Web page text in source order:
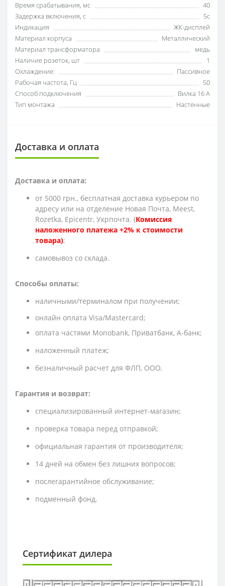
Время срабатывания, мс
40
Задержка включения, с
5с
Индикация
ЖК-дисплей
Материал корпуса
Металлический
Материал трансформатора
медь
Наличие розеток, шт
1
Охлаждение:
Пассивное
Рабочая частота, Гц
50
Способ подключения
Вилка 16 А
Тип монтажа
Настенные
Доставка и оплата
Доставка и оплата:
от 5000 грн., бесплатная доставка курьером по
адресу или на отделение Новая Почта, Meest,
Rozetka, Epicentr, Укрпочта. (Комиссия
наложенного платежа +2% к стоимости
товара);
cамовывоз со склада.
Способы оплаты:
наличными/терминалом при получении;
онлайн оплата Visa/Mastercard;
оплата частями Monobank, Приватбанк, А-банк;
наложенный платеж;
безналичный расчет для ФЛП, ООО.
Гарантия и возврат:
специализированный интернет-магазин;
проверка товара перед отправкой;
официальная гарантия от производителя;
14 дней на обмен без лишних вопросов;
послегарантийное обслуживание;
подменный фонд.
Сертификат дилера